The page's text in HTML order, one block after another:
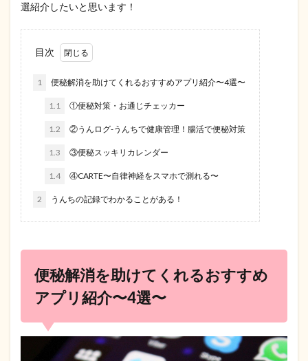
選紹介したいと思います！
目次
1 便秘解消を助けてくれるおすすめアプリ紹介〜4選〜
1.1 ①便秘対策・お通じチェッカー
1.2 ②うんログ-うんちで健康管理！腸活で便秘対策
1.3 ③便秘スッキリカレンダー
1.4 ④CARTE〜自律神経をスマホで測れる〜
2 うんちの記録でわかることがある！
便秘解消を助けてくれるおすすめ
アプリ紹介〜4選〜